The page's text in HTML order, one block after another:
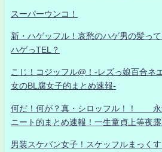
スーパーウンコ！
新・ハゲッフル！哀愁のハゲ男の髪っ
ハゲっTEL？
こじ！コジッフル@！-レズっ娘百合ネ
女のBL腐女子的まとめ速報-
何だ！何が？真・シロッフル！！
ニート的まとめ速報！一生童貞上等夜露
男装スケバン女子！スケッフルまっく